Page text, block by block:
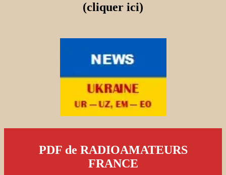
(cliquer ici)
PDF de RADIOAMATEURS
FRANCE